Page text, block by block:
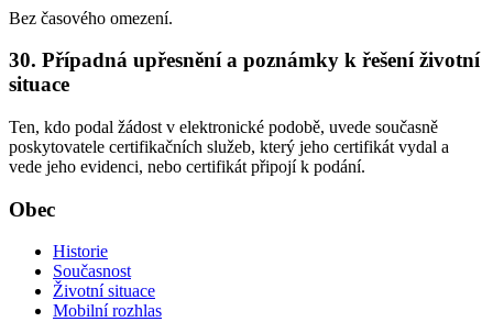
Bez časového omezení.
30. Případná upřesnění a poznámky k řešení životní
situace
Ten, kdo podal žádost v elektronické podobě, uvede současně
poskytovatele certifikačních služeb, který jeho certifikát vydal a
vede jeho evidenci, nebo certifikát připojí k podání.
Obec
Historie
Současnost
Životní situace
Mobilní rozhlas